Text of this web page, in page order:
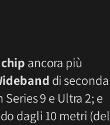
ancora più
di seconda
9 e Ultra 2; e
dagli 10 metri (del